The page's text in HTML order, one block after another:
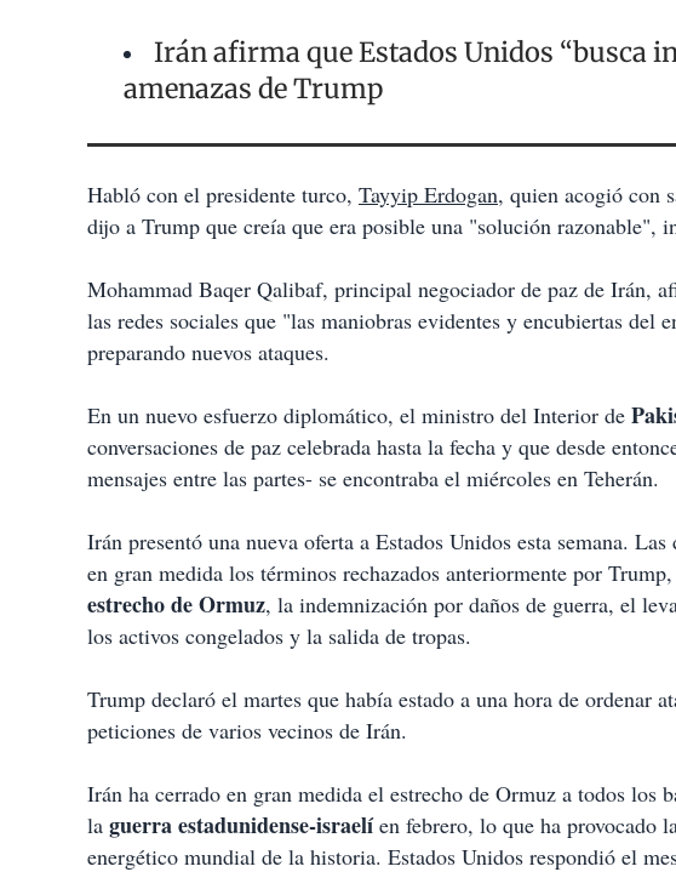
Irán afirma que Estados Unidos “busca
amenazas de Trump
Habló con el presidente turco, Tayyip Erdogan, quien acogió con
dijo a Trump que creía que era posible una "solución razonable",
Mohammad Baqer Qalibaf, principal negociador de paz de Irán,
las redes sociales que "las maniobras evidentes y encubiertas del
preparando nuevos ataques.
En un nuevo esfuerzo diplomático, el ministro del Interior de
conversaciones de paz celebrada hasta la fecha y que desde
mensajes entre las partes- se encontraba el miércoles en Teherán.
Irán presentó una nueva oferta a Estados Unidos esta semana.
en gran medida los términos rechazados anteriormente por
estrecho de Ormuz, la indemnización por daños de guerra, el
los activos congelados y la salida de tropas.
Trump declaró el martes que había estado a una hora de ordenar
peticiones de varios vecinos de Irán.
Irán ha cerrado en gran medida el estrecho de Ormuz a todos los
la guerra estadunidense-israelíen febrero, lo que ha provocado
energético mundial de la historia. Estados Unidos respondió el